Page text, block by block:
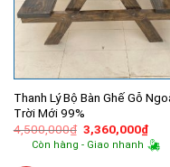
Thanh Lý Bộ Bàn Ghế Gỗ
Trời Mới 99%
4,500,000₫ Giá
gốc
là:
3,360,000₫Giá
hiện
tại
Còn hàng - Giao nhanh